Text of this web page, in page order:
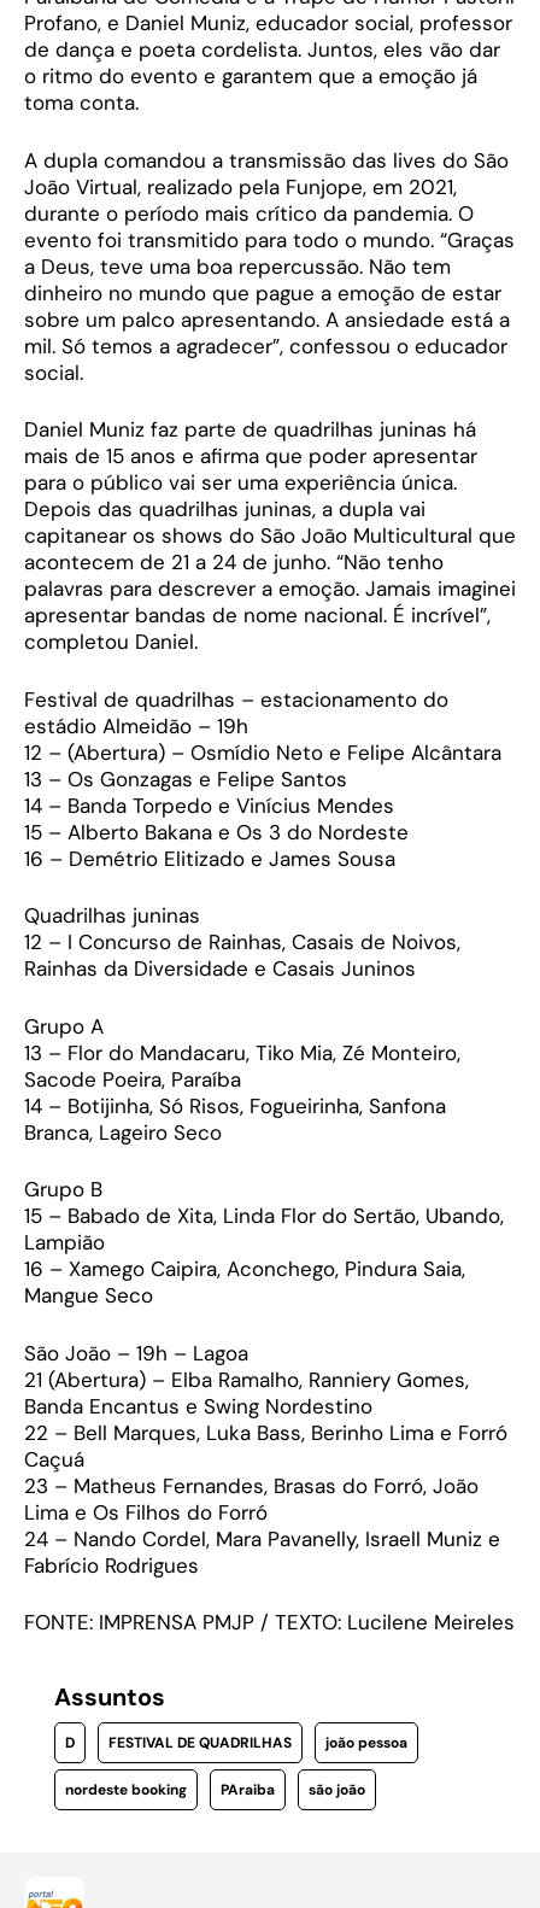
Profano, e Daniel Muniz, educador social, professor
de dança e poeta cordelista. Juntos, eles vão dar
o ritmo do evento e garantem que a emoção já
toma conta.
A dupla comandou a transmissão das lives do São
João Virtual, realizado pela Funjope, em 2021,
durante o período mais crítico da pandemia. O
evento foi transmitido para todo o mundo. “Graças
a Deus, teve uma boa repercussão. Não tem
dinheiro no mundo que pague a emoção de estar
sobre um palco apresentando. A ansiedade está a
mil. Só temos a agradecer”, confessou o educador
social.
Daniel Muniz faz parte de quadrilhas juninas há
mais de 15 anos e afirma que poder apresentar
para o público vai ser uma experiência única.
Depois das quadrilhas juninas, a dupla vai
capitanear os shows do São João Multicultural que
acontecem de 21 a 24 de junho. “Não tenho
palavras para descrever a emoção. Jamais imaginei
apresentar bandas de nome nacional. É incrível”,
completou Daniel.
Festival de quadrilhas – estacionamento do
estádio Almeidão – 19h
12 – (Abertura) – Osmídio Neto e Felipe Alcântara
13 – Os Gonzagas e Felipe Santos
14 – Banda Torpedo e Vinícius Mendes
15 – Alberto Bakana e Os 3 do Nordeste
16 – Demétrio Elitizado e James Sousa
Quadrilhas juninas
12 – I Concurso de Rainhas, Casais de Noivos,
Rainhas da Diversidade e Casais Juninos
Grupo A
13 – Flor do Mandacaru, Tiko Mia, Zé Monteiro,
Sacode Poeira, Paraíba
14 – Botijinha, Só Risos, Fogueirinha, Sanfona
Branca, Lageiro Seco
Grupo B
15 – Babado de Xita, Linda Flor do Sertão, Ubando,
Lampião
16 – Xamego Caipira, Aconchego, Pindura Saia,
Mangue Seco
São João – 19h – Lagoa
21 (Abertura) – Elba Ramalho, Ranniery Gomes,
Banda Encantus e Swing Nordestino
22 – Bell Marques, Luka Bass, Berinho Lima e Forró
Caçuá
23 – Matheus Fernandes, Brasas do Forró, João
Lima e Os Filhos do Forró
24 – Nando Cordel, Mara Pavanelly, Israell Muniz e
Fabrício Rodrigues
FONTE: IMPRENSA PMJP / TEXTO: Lucilene Meireles
Assuntos
D FESTIVAL DE QUADRILHAS joão pessoa
nordeste booking PAraiba são joão